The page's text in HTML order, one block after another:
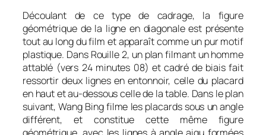
Découlant de ce type de cadrage, la figure
géométrique de la ligne en diagonale est présente
tout au long du film et apparaît comme un pur motif
plastique. Dans Rouille2, un plan filmant un homme
attablé (vers 24 minutes 08) et cadré de biais fait
ressortir deux lignes en entonnoir, celle du placard
en haut et au-dessous celle de la table. Dans le plan
suivant, Wang Bing filme les placards sous un angle
différent, et constitue cette même figure